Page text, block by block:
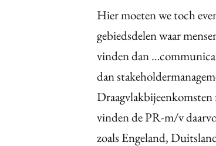
Hier moeten we toch
gebiedsdelen waar
vinden dan
dan
vinden de PR-m/v
zoals Engeland,